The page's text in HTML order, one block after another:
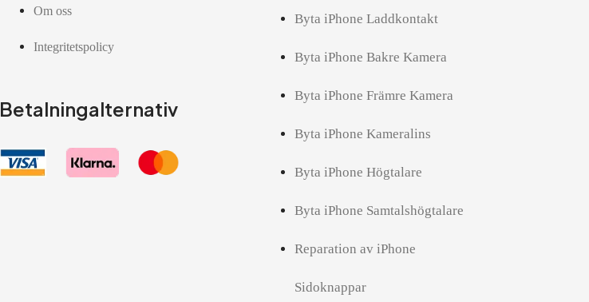
Om oss
Integritetspolicy
Betalningalternativ
Byta iPhone Laddkontakt
Byta iPhone Bakre Kamera
Byta iPhone Främre Kamera
Byta iPhone Kameralins
Byta iPhone Högtalare
Byta iPhone Samtalshögtalare
Reparation av iPhone
Sidoknappar